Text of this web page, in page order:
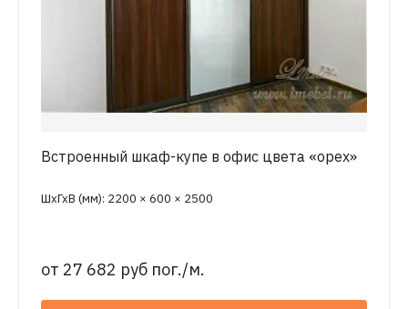
Встроенный шкаф-купе в офис цвета «орех»
ШхГхВ (мм): 2200 × 600 × 2500
от 27 682 руб пог./м.